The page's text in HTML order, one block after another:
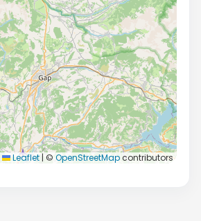
Leaflet | © OpenStreetMapcontributors